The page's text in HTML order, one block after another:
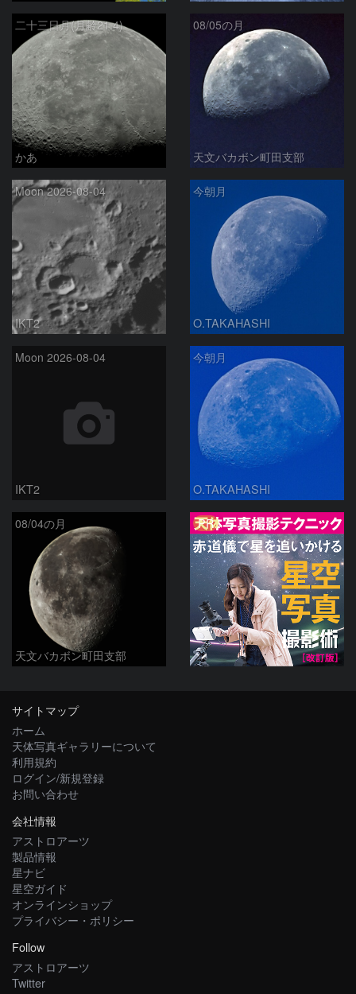
二十三日月(月齢21.4)
かあ
08/05の月
天文バカボン町田支部
Moon 2026-08-04
IKT2
今朝月
O.TAKAHASHI
Moon 2026-08-04
IKT2
今朝月
O.TAKAHASHI
08/04の月
天文バカボン町田支部
PR
サイトマップ
ホーム
天体写真ギャラリーについて
利用規約
ログイン/新規登録
お問い合わせ
会社情報
アストロアーツ
製品情報
星ナビ
星空ガイド
オンラインショップ
プライバシー・ポリシー
Follow
アストロアーツ
Twitter